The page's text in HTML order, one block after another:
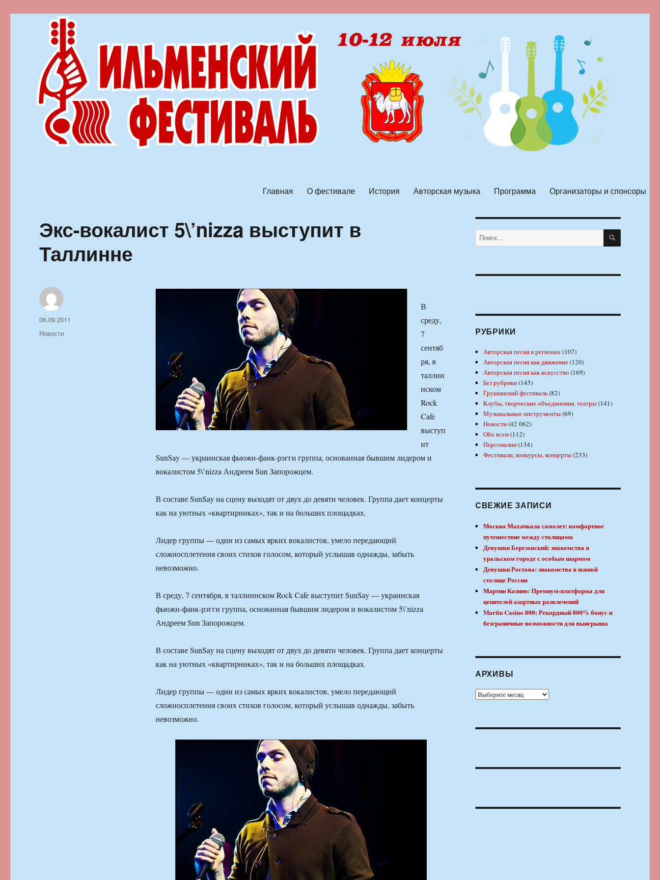
Главная О фестивале История Авторская музыка Программа Организаторы и спонсоры
Экс-вокалист 5\’nizza выступит в
Таллинне
В
среду,
7
сентяб
ря, в
таллин
нском
Rock
Cafe
выступ
ит
SunSay — украинская фьюжн-фанк-рэгги группа, основанная бывшим лидером и
вокалистом 5\’nizza Андреем Sun Запорожцем.
В составе SunSay на сцену выходят от двух до девяти человек. Группа дает концерты
как на уютных «квартирниках», так и на больших площадках.
Лидер группы — один из самых ярких вокалистов, умело передающий
сложносплетения своих стихов голосом, который услышав однажды, забыть
невозможно.
В среду, 7 сентября, в таллиннском Rock Cafe выступит SunSay — украинская
фьюжн-фанк-рэгги группа, основанная бывшим лидером и вокалистом 5\’nizza
Андреем Sun Запорожцем.
В составе SunSay на сцену выходят от двух до девяти человек. Группа дает концерты
как на уютных «квартирниках», так и на больших площадках.
Лидер группы — один из самых ярких вокалистов, умело передающий
сложносплетения своих стихов голосом, который услышав однажды, забыть
невозможно.
Автор
Опубликовано
06.09.2011
Рубрики
Новости
Искать: ПОИСК
РУБРИКИ
Авторская песня в регионах(107)
Авторская песня как движение(120)
Авторская песня как искусство (169)
Без рубрики(145)
Грушинский фестиваль(82)
Клубы, творческие объединения, театры(141)
Музыкальные инструменты(69)
Новости(42 062)
Обо всем(112)
Персоналии(134)
Фестивали, конкурсы, концерты(233)
СВЕЖИЕ ЗАПИСИ
Москва Махачкала самолет: комфортное
путешествие между столицами
Девушки Березовский: знакомства в
уральском городе с особым шармом
Девушки Ростова: знакомства в южной
столице России
Мартин Казино: Премиум-платформа для
ценителей азартных развлечений
Martin Casino 800: Рекордный 800% бонус и
безграничные возможности для выигрыша
АРХИВЫ
Архивы